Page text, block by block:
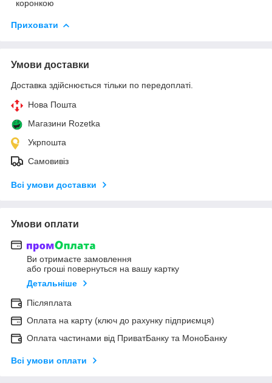
коронкою
Приховати
Умови доставки
Доставка здійснюється тільки по передоплаті.
Нова Пошта
Магазини Rozetka
Укрпошта
Самовивіз
Всі умови доставки
Умови оплати
Ви отримаєте замовлення
або гроші повернуться на вашу картку
Детальніше
Післяплата
Оплата на карту (ключ до рахунку підприємця)
Оплата частинами від ПриватБанку та МоноБанку
Всі умови оплати